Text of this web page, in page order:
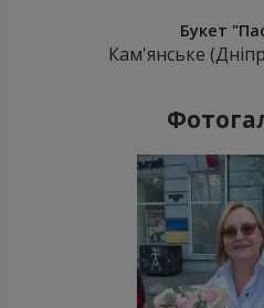
Букет
Кам'янське